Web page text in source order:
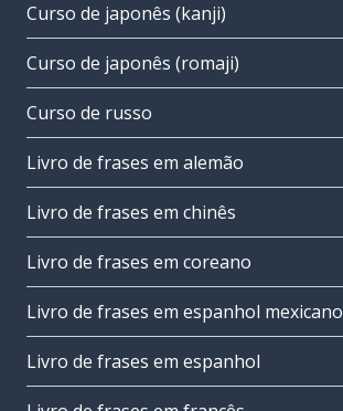
Curso de japonês (kanji)
Curso de japonês (romaji)
Curso de russo
Livro de frases em alemão
Livro de frases em chinês
Livro de frases em coreano
Livro de frases em espanhol mexicano
Livro de frases em espanhol